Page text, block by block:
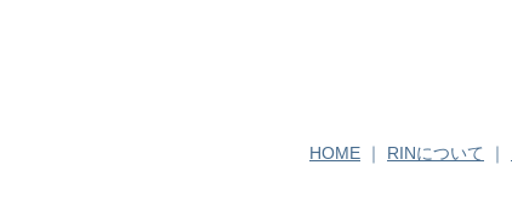
HOME ｜ RINについて ｜